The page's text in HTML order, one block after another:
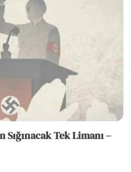
Tek Limanı –